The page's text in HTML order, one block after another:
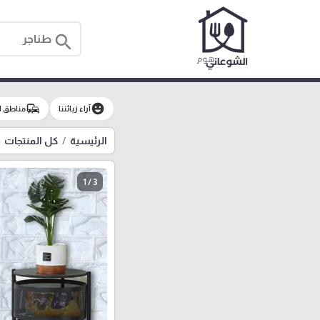
search
emoji_emotionsآراء زبائننا commuteمناطق
الرئيسية كل المنتجات
1 / 3